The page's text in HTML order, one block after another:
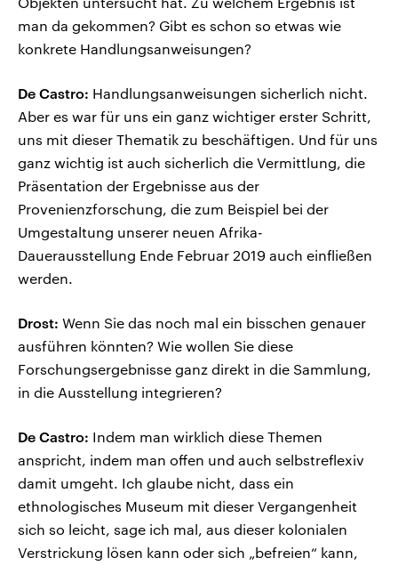
man da gekommen? Gibt es schon so etwas wie
konkrete Handlungsanweisungen?
De Castro: Handlungsanweisungen sicherlich nicht.
Aber es war für uns ein ganz wichtiger erster Schritt,
uns mit dieser Thematik zu beschäftigen. Und für uns
ganz wichtig ist auch sicherlich die Vermittlung, die
Präsentation der Ergebnisse aus der
Provenienzforschung, die zum Beispiel bei der
Umgestaltung unserer neuen Afrika-
Dauerausstellung Ende Februar 2019 auch einfließen
werden.
Drost: Wenn Sie das noch mal ein bisschen genauer
ausführen könnten? Wie wollen Sie diese
Forschungsergebnisse ganz direkt in die Sammlung,
in die Ausstellung integrieren?
De Castro: Indem man wirklich diese Themen
anspricht, indem man offen und auch selbstreflexiv
damit umgeht. Ich glaube nicht, dass ein
ethnologisches Museum mit dieser Vergangenheit
sich so leicht, sage ich mal, aus dieser kolonialen
Verstrickung lösen kann oder sich „befreien“ kann,